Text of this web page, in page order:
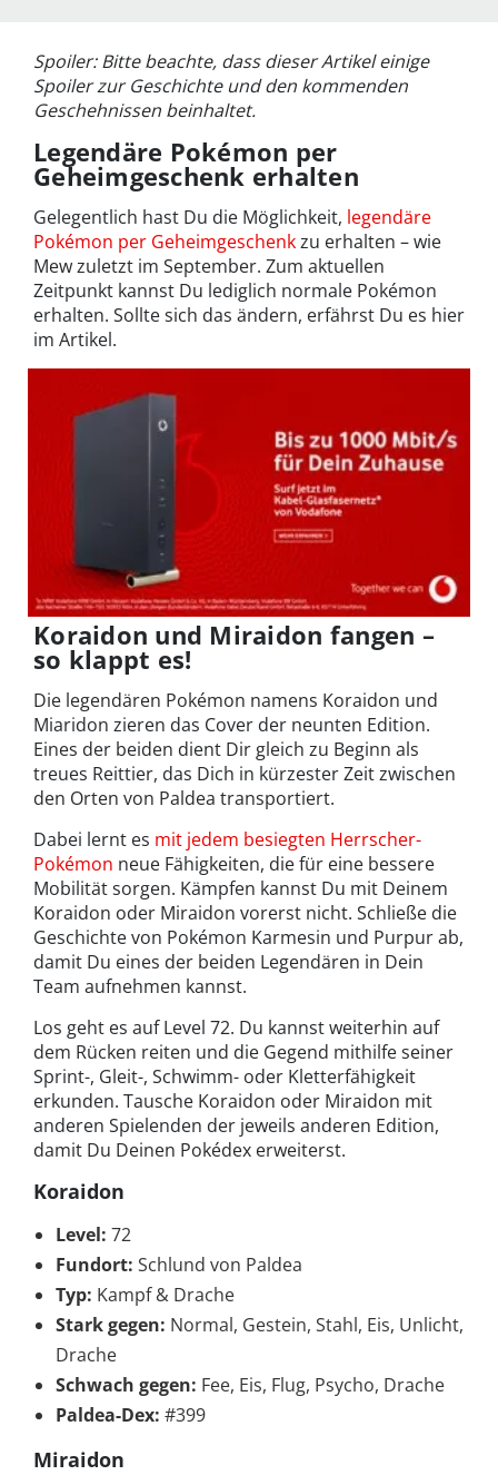
Spoiler: Bitte beachte, dass dieser Artikel einige
Spoiler zur Geschichte und den kommenden
Geschehnissen beinhaltet.
Legendäre Pokémon per
Geheimgeschenk erhalten
Gelegentlich hast Du die Möglichkeit, legendäre
Pokémon per Geheimgeschenkzu erhalten – wie
Mew zuletzt im September. Zum aktuellen
Zeitpunkt kannst Du lediglich normale Pokémon
erhalten. Sollte sich das ändern, erfährst Du es hier
im Artikel.
Koraidon und Miraidon fangen –
so klappt es!
Die legendären Pokémon namens Koraidon und
Miaridon zieren das Cover der neunten Edition.
Eines der beiden dient Dir gleich zu Beginn als
treues Reittier, das Dich in kürzester Zeit zwischen
den Orten von Paldea transportiert.
Dabei lernt es mit jedem besiegten Herrscher-
Pokémon neue Fähigkeiten, die für eine bessere
Mobilität sorgen. Kämpfen kannst Du mit Deinem
Koraidon oder Miraidon vorerst nicht. Schließe die
Geschichte von Pokémon Karmesin und Purpur ab,
damit Du eines der beiden Legendären in Dein
Team aufnehmen kannst.
Los geht es auf Level 72. Du kannst weiterhin auf
dem Rücken reiten und die Gegend mithilfe seiner
Sprint-, Gleit-, Schwimm- oder Kletterfähigkeit
erkunden. Tausche Koraidon oder Miraidon mit
anderen Spielenden der jeweils anderen Edition,
damit Du Deinen Pokédex erweiterst.
Koraidon
Level: 72
Fundort: Schlund von Paldea
Typ: Kampf & Drache
Stark gegen: Normal, Gestein, Stahl, Eis, Unlicht,
Drache
Schwach gegen: Fee, Eis, Flug, Psycho, Drache
Paldea-Dex: #399
Miraidon